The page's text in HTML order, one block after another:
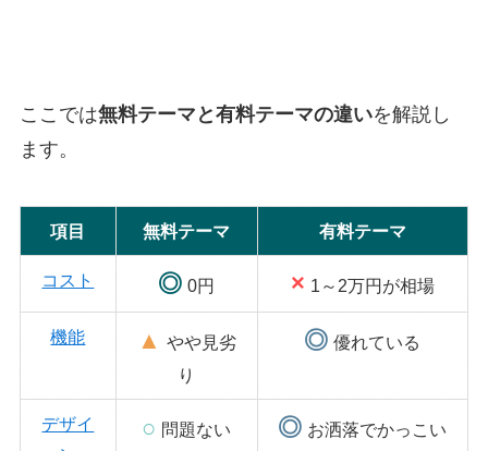
ここでは無料テーマと有料テーマの違いを解説し
ます。
項目 無料テーマ 有料テーマ
コスト ◎ 0円 × 1～2万円が相場
機能 ▲ やや見劣
り
◎ 優れている
デザイ
○ 問題ない ◎ お洒落でかっこい